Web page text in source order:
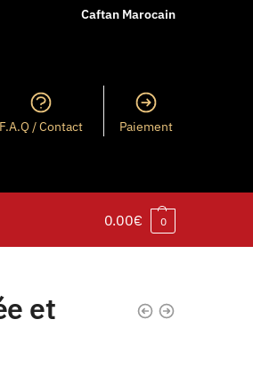
Caftan Marocain
F.A.Q / Contact Paiement
0.00€ 0
et